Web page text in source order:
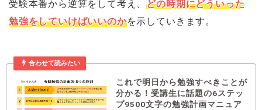
受験本番から逆算をして考え、どの時期にどういった
勉強をしていけばいいのかを示していきます。
合わせて読みたい
これで明日から勉強すべきことが
分かる！受講生に話題の6ステッ
プ9500文字の勉強計画マニュア